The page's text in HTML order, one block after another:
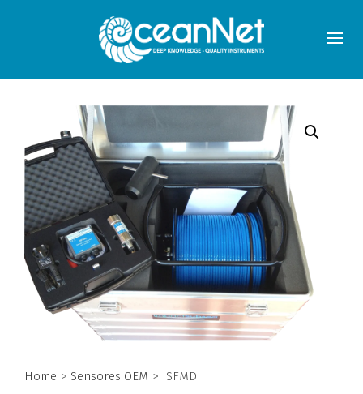
Home > Sensores OEM > ISFMD